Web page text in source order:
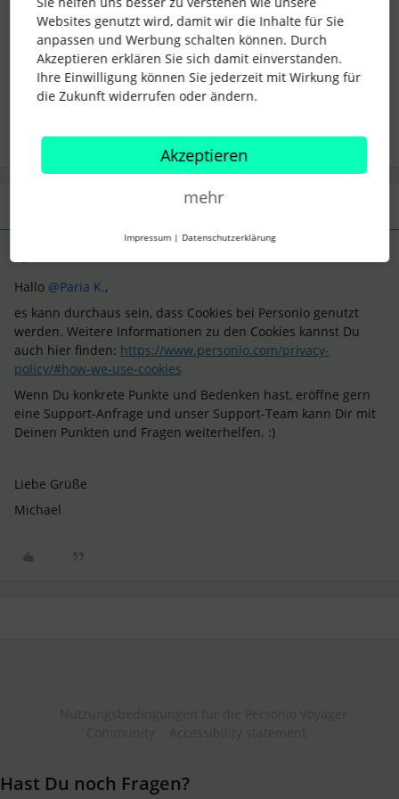
Cookies consent
Hallo ​ @Paria K.,
es kann durchaus sein, dass Cookies bei Personio genutzt
werden. Weitere Informationen zu den Cookies kannst Du
auch hier finden: https://www.personio.com/privacy-
policy/#how-we-use-cookies
Wenn Du konkrete Punkte und Bedenken hast, eröffne gern
eine Support-Anfrage und unser Support-Team kann Dir mit
Deinen Punkten und Fragen weiterhelfen. :)
Liebe Grüße
Michael
Hast Du noch Fragen?
Websites genutzt wird, damit wir die Inhalte für Sie
anpassen und Werbung schalten können. Durch
Akzeptieren erklären Sie sich damit einverstanden.
Ihre Einwilligung können Sie jederzeit mit Wirkung für
die Zukunft widerrufen oder ändern.
Akzeptieren
mehr
Impressum | Datenschutzerklärung